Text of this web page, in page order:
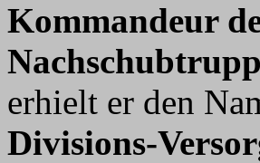
Kommandeur
erhielt er den
Divisions-